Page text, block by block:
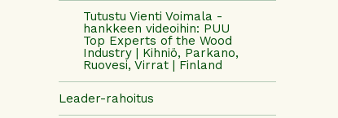
Tutustu Vienti Voimala -
hankkeen videoihin: PUU
Top Experts of the Wood
Industry | Kihniö, Parkano,
Ruovesi, Virrat | Finland
Leader-rahoitus